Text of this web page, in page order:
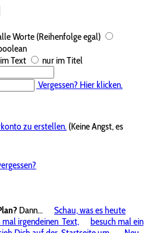
Worte (Reihenfolge egal)
Text
nur im Titel
Vergessen? Hier klicken.
zu erstellen. (Keine Angst, es
Dann...
Schau, was es heute
irgendeinen Text,
besuch mal ein